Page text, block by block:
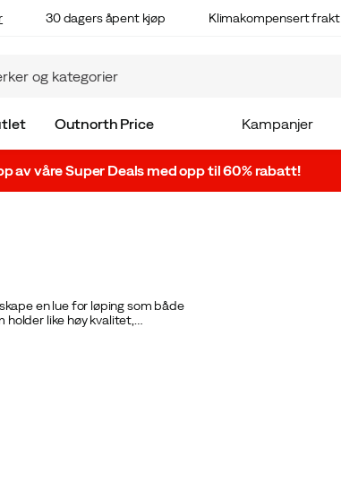
30 dagers åpent kjøp Klimakompensert frakt
Outnorth Price Kampanjer
av våre Super Deals med opp til 60% rabatt!
en lue for løping som både
like høy kvalitet,